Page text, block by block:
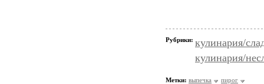
Рубрики: кулинария/
кулинария/
Метки: выпечка пирог